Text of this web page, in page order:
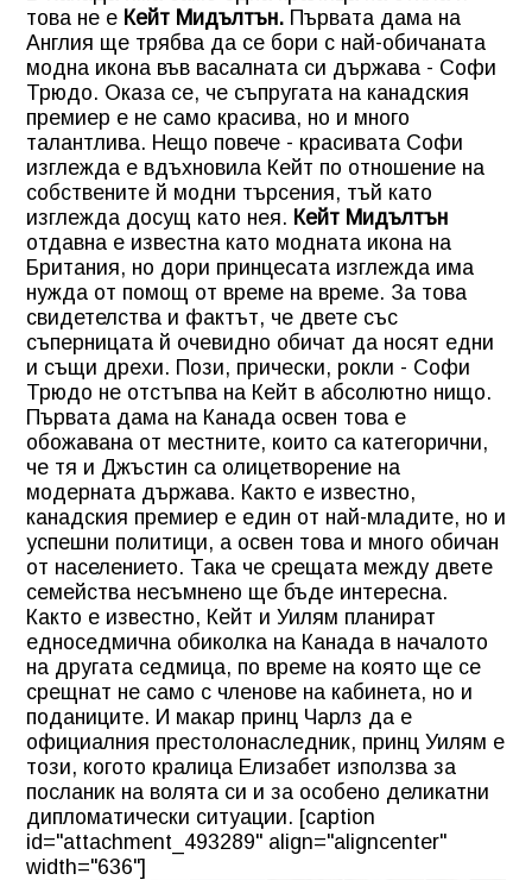
това не е Кейт Мидълтън. Първата дама на
Англия ще трябва да се бори с най-обичаната
модна икона във васалната си държава - Софи
Трюдо. Оказа се, че съпругата на канадския
премиер е не само красива, но и много
талантлива. Нещо повече - красивата Софи
изглежда е вдъхновила Кейт по отношение на
собствените й модни търсения, тъй като
изглежда досущ като нея. Кейт Мидълтън
отдавна е известна като модната икона на
Британия, но дори принцесата изглежда има
нужда от помощ от време на време. За това
свидетелства и фактът, че двете със
съперницата й очевидно обичат да носят едни
и същи дрехи. Пози, прически, рокли - Софи
Трюдо не отстъпва на Кейт в абсолютно нищо.
Първата дама на Канада освен това е
обожавана от местните, които са категорични,
че тя и Джъстин са олицетворение на
модерната държава. Както е известно,
канадския премиер е един от най-младите, но и
успешни политици, а освен това и много обичан
от населението. Така че срещата между двете
семейства несъмнено ще бъде интересна.
Както е известно, Кейт и Уилям планират
едноседмична обиколка на Канада в началото
на другата седмица, по време на която ще се
срещнат не само с членове на кабинета, но и
поданиците. И макар принц Чарлз да е
официалния престолонаследник, принц Уилям е
този, когото кралица Елизабет използва за
посланик на волята си и за особено деликатни
дипломатически ситуации. [caption
id="attachment_493289" align="aligncenter"
width="636"]